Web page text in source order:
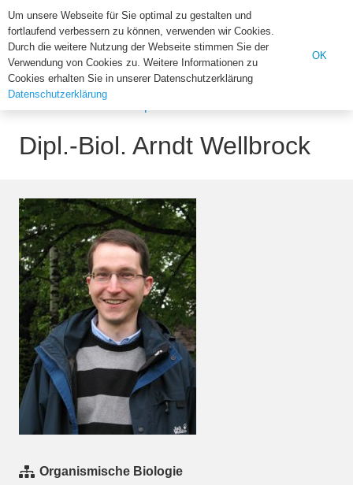
Institut für Biologie der
Suchen
nach:
Dipl.-Biol. Arndt Wellbrock
Organismische Biologie
Um unsere Webseite für Sie optimal zu gestalten und
fortlaufend verbessern zu können, verwenden wir Cookies.
Durch die weitere Nutzung der Webseite stimmen Sie der
Verwendung von Cookies zu. Weitere Informationen zu
Cookies erhalten Sie in unserer Datenschutzerklärung
Datenschutzerklärung
OK